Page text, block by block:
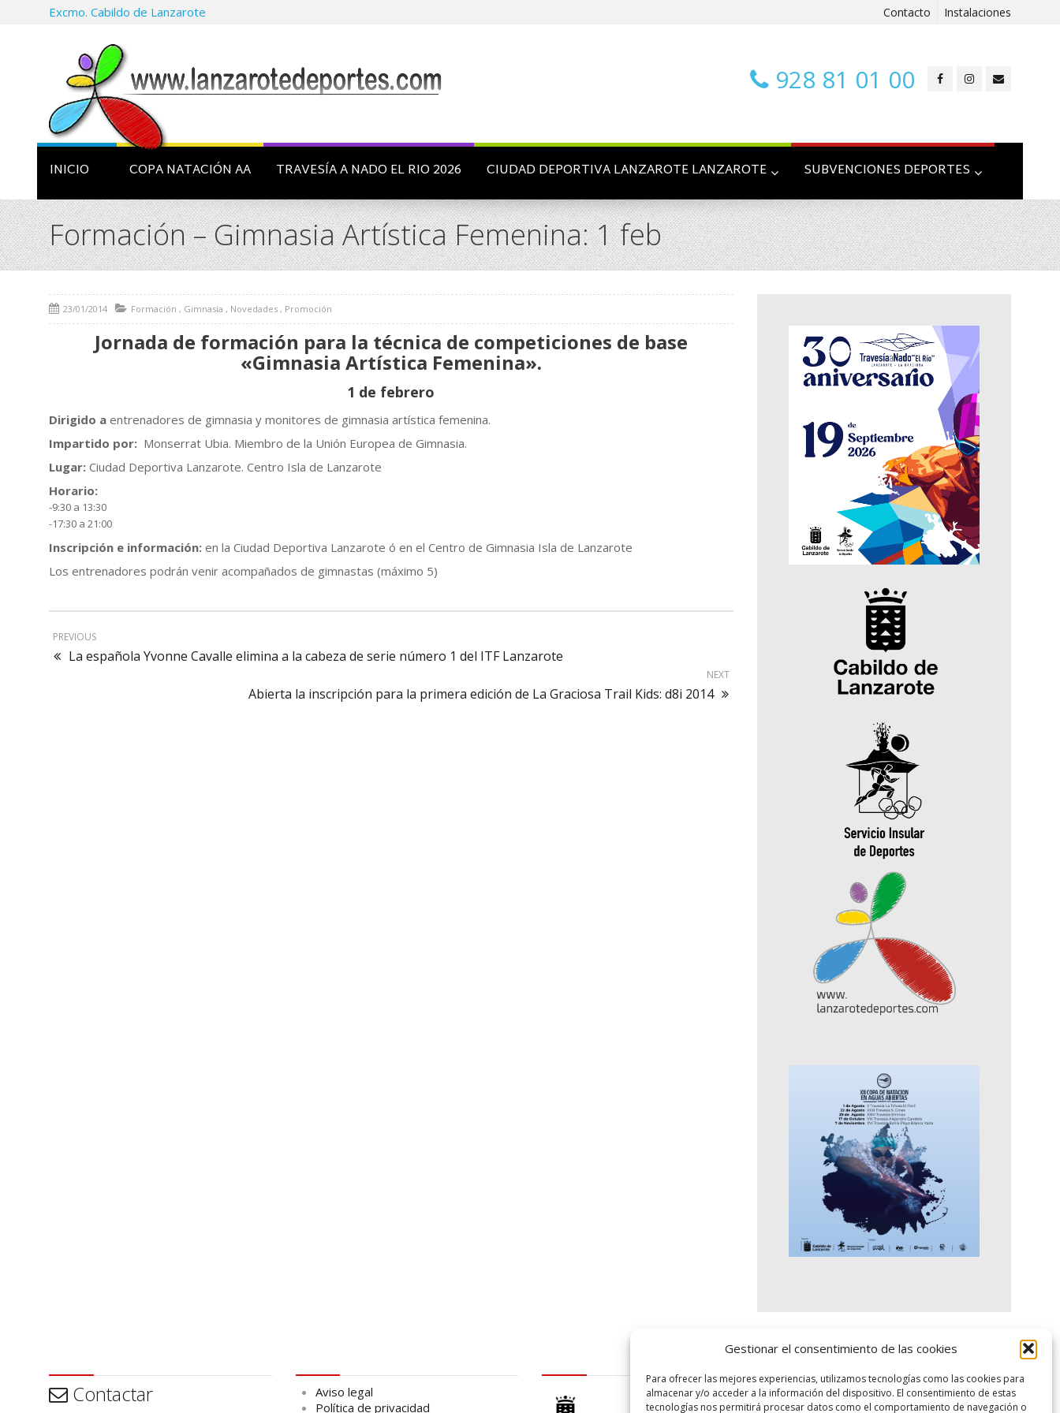
Gestionar el consentimiento de las cookies
Para ofrecer las mejores experiencias, utilizamos tecnologías como las cookies para
almacenar y/o acceder a la información del dispositivo. El consentimiento de estas
tecnologías nos permitirá procesar datos como el comportamiento de navegación o
Excmo. Cabildo de Lanzarote Contacto Instalaciones
928 81 01 00
INICIO COPA NATACIÓN AA TRAVESÍA A NADO EL RIO 2026 CIUDAD DEPORTIVA LANZAROTE LANZAROTE SUBVENCIONES DEPORTES
Formación – Gimnasia Artística Femenina: 1 feb
23/01/2014 Formación , Gimnasia , Novedades , Promoción
Jornada de formación para la técnica de competiciones de base
«Gimnasia Artística Femenina».
1 de febrero
Dirigido a entrenadores de gimnasia y monitores de gimnasia artística femenina.
Impartido por: Monserrat Ubia. Miembro de la Unión Europea de Gimnasia.
Lugar: Ciudad Deportiva Lanzarote. Centro Isla de Lanzarote
Horario:
-9:30 a 13:30
-17:30 a 21:00
Inscripción e información: en la Ciudad Deportiva Lanzarote ó en el Centro de Gimnasia Isla de Lanzarote
Los entrenadores podrán venir acompañados de gimnastas (máximo 5)
PREVIOUS
La española Yvonne Cavalle elimina a la cabeza de serie número 1 del ITF Lanzarote
NEXT
Abierta la inscripción para la primera edición de La Graciosa Trail Kids: d8i 2014
Contactar
Aviso legal
Política de privacidad
logo SID